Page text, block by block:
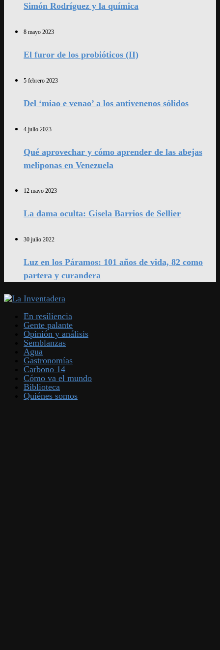
Simón Rodríguez y la química
8 mayo 2023
El furor de los probióticos (II)
5 febrero 2023
Del ‘miao e venao’ a los antivenenos sólidos
4 julio 2023
Qué aprovechar y cómo aprender de las abejas
meliponas en Venezuela
12 mayo 2023
La dama oculta: Gisela Barrios de Sellier
30 julio 2022
Luz en los Páramos: 101 años de vida, 82 como
partera y curandera
En resiliencia
Gente palante
Opinión y análisis
Semblanzas
Agua
Gastronomías
Carbono 14
Cómo va el mundo
Biblioteca
Quiénes somos